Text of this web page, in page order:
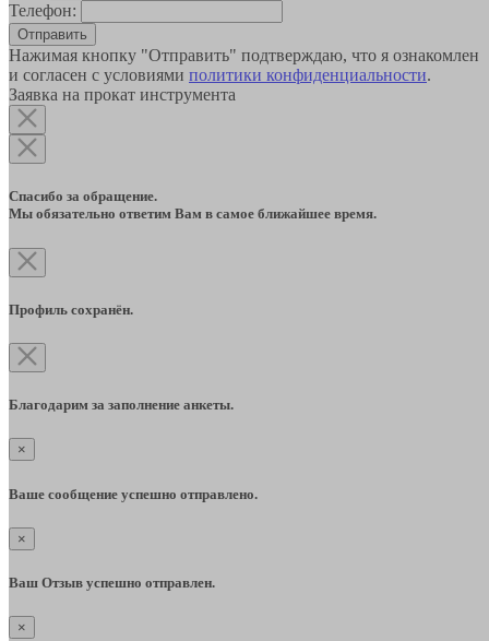
Телефон:
Отправить
Нажимая кнопку "Отправить" подтверждаю, что я ознакомлен
и согласен с условиями политики конфиденциальности.
Заявка на прокат инструмента
Спасибо за обращение.
Мы обязательно ответим Вам в самое ближайшее время.
Профиль сохранён.
Благодарим за заполнение анкеты.
×
Ваше сообщение успешно отправлено.
×
Ваш Отзыв успешно отправлен.
×